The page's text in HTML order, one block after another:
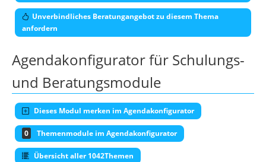
Unverbindliches Beratungangebot zu diesem Thema
anfordern
Agendakonfigurator für Schulungs-
und Beratungsmodule
Dieses Modul merken im Agendakonfigurator
0 Themenmodule im Agendakonfigurator
Übersicht aller 1042Themen